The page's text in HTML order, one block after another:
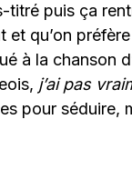
titré puis ça
et qu’on
à la chanson
j’ai pas
pour séduire,